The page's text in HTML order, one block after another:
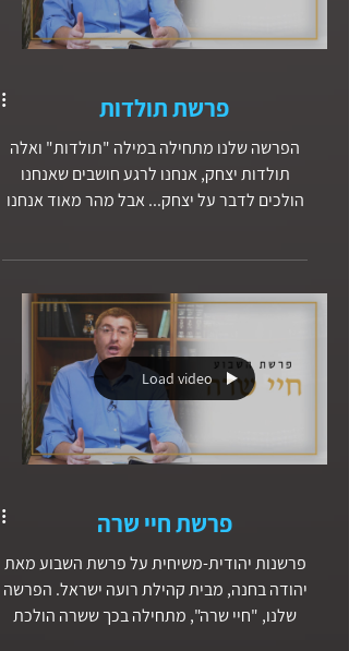
פרשת תולדות
הפרשה שלנו מתחילה במילה "תולדות" ואלה
תולדות יצחק, אנחנו לרגע חושבים שאנחנו
הולכים לדבר על יצחק... אבל מהר מאוד אנחנו
צעיר", מכירת הבכורה עבור נזיד עדשים,
הירידה של יצחק לגרר ושם הוא מציג את רבקה
אשתו כאחותו (בדומה לאברהם), וכמובן גניבת
הברכה ומעשה המרמה שרבקה ויעקב זוממים
כנגד עשיו ויצחק.
Load video
פרשת חיי שרה
פרשנות יהודית-משיחית על פרשת השבוע מאת
יהודה בחנה, מבית קהילת רועה ישראל. הפרשה
שלנו, "חיי שרה", מתחילה בכך ששרה הולכת